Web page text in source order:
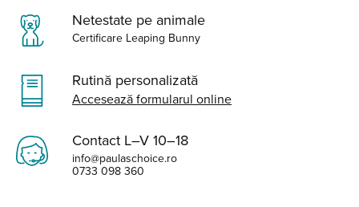
Netestate pe animale
Certificare Leaping Bunny
Rutină personalizată
Accesează formularul online
Contact L–V 10–18
info@paulaschoice.ro
0733 098 360